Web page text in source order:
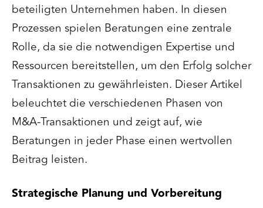
beteiligten Unternehmen haben. In diesen
Prozessen spielen Beratungen eine zentrale
Rolle, da sie die notwendigen Expertise und
Ressourcen bereitstellen, um den Erfolg solcher
Transaktionen zu gewährleisten. Dieser Artikel
beleuchtet die verschiedenen Phasen von
M&A-Transaktionen und zeigt auf, wie
Beratungen in jeder Phase einen wertvollen
Beitrag leisten.
Strategische Planung und Vorbereitung